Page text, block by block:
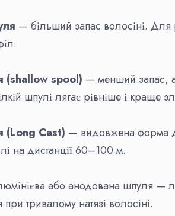
— більший запас волосіні. Для
(shallow spool) — менший запас,
шпулі лягає рівніше і краще
(Long Cast) — видовжена форма
на дистанції 60–100 м.
або анодована шпуля —
тривалому натязі волосіні.